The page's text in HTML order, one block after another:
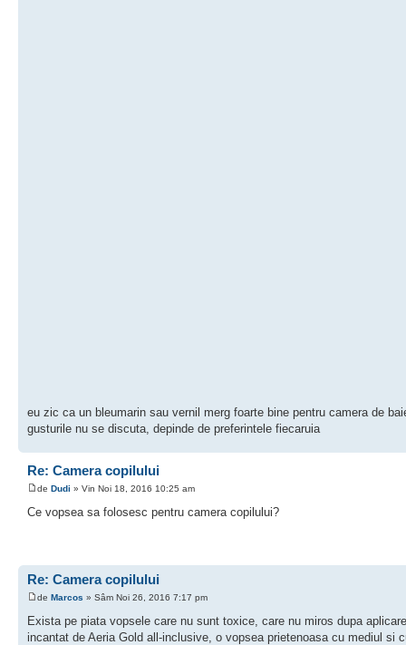
eu zic ca un bleumarin sau vernil merg foarte bine pentru camera de
gusturile nu se discuta, depinde de preferintele fiecaruia
Re: Camera copilului
de Dudi » Vin Noi 18, 2016 10:25 am
Ce vopsea sa folosesc pentru camera copilului?
Re: Camera copilului
de Marcos » Sâm Noi 26, 2016 7:17 pm
Exista pe piata vopsele care nu sunt toxice, care nu miros dupa
incantat de Aeria Gold all-inclusive, o vopsea prietenoasa cu mediul si